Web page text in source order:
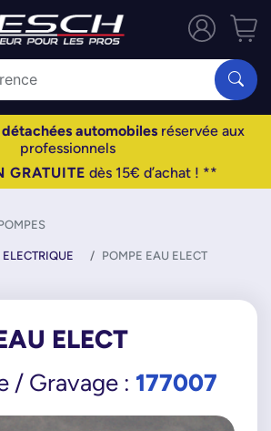
automobiles réservée aux
professionnels
GRATUITE dès 15€ d’achat ! **
POMPE EAU ELECT
ELECT
/ Gravage : 177007